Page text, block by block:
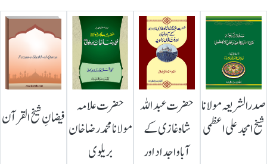
صدرالشریعہ مولانا
شیخ امجد علی اعظمی
حضرت عبداللہ
شاہ غازی کے
آباواجداد اور
حضرت علامہ
مولانا محمد رضا خان
بریلوی
فیضانِ شیخ القرآن